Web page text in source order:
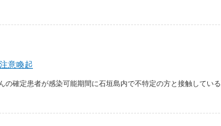
意喚起
確定患者が感染可能期間に石垣島内で不特定の方と接触してい